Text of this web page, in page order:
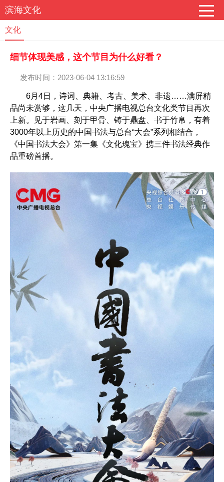
滨海文化
文化
细节体现美感，这个节目为什么好看？
发布时间：2023-06-04 13:16:59
6月4日，诗词、典籍、考古、美术、非遗……满屏精
品尚未赏够，这几天，中央广播电视总台文化类节目再次
上新。见于岩画、刻于甲骨、铸于鼎盘、书于竹帛，有着
3000年以上历史的中国书法与总台“大会”系列相结合，
《中国书法大会》第一集《文化瑰宝》携三件书法经典作
品重磅首播。